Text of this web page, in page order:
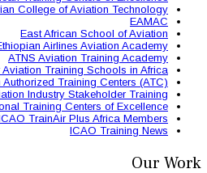
Nigerian
Ethiopian
ATNS
Other
IATA African
Aviation
ICAO Regional
ICAO